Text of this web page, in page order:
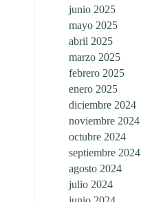
junio 2025
mayo 2025
abril 2025
marzo 2025
febrero 2025
enero 2025
diciembre 2024
noviembre 2024
octubre 2024
septiembre 2024
agosto 2024
julio 2024